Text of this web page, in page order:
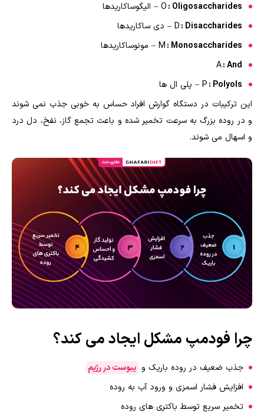
O: Oligosaccharides
– الیگوساکاریدها
D: Disaccharides
– دی ساکاریدها
M: Monosaccharides
– مونوساکاریدها
A: And
P: Polyols
– پلی ال ها
این ترکیبات در دستگاه گوارش افراد حساس به خوبی جذب نمی شوند
و در روده بزرگ به سرعت تخمیر شده و باعث تجمع گاز، نفخ، دل درد
و اسهال می شوند.
چرا فودمپ مشکل ایجاد می کند؟
جذب ضعیف در روده باریک و یبوست در رژیم
افزایش فشار اسمزی و ورود آب به روده
تخمیر سریع توسط باکتری های روده